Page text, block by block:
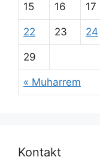
« Muharrem
15 16 17
22 23 24
29
Kontakt